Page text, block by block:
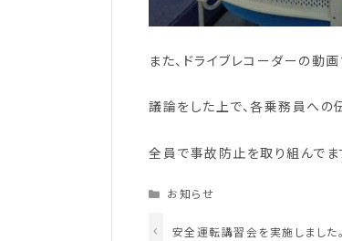
また、ドライブレコーダーの動
議論をした上で、各乗務員への
全員で事故防止を取り組んでま
Categories
お知らせ
安全運転講習会を実施しました。